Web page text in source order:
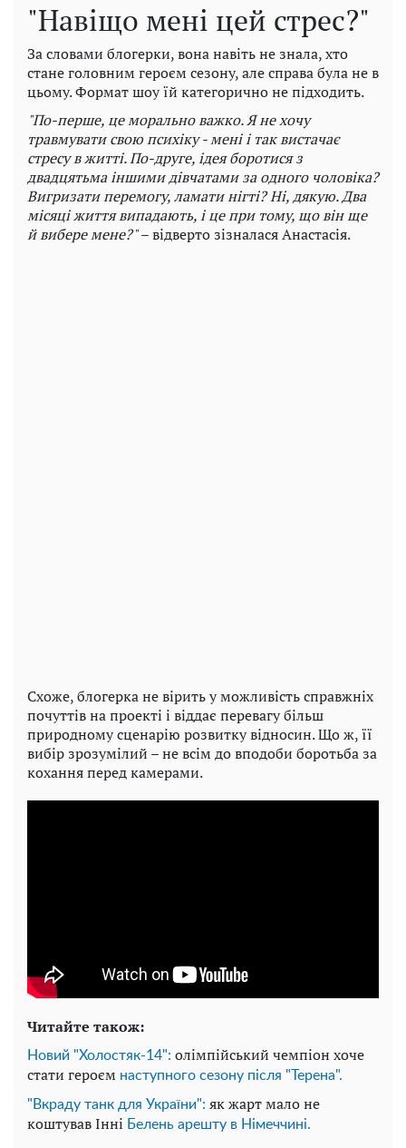
"Навіщо мені цей стрес?"
За словами блогерки, вона навіть не знала, хто
стане головним героєм сезону, але справа була не в
цьому. Формат шоу їй категорично не підходить.
"По-перше, це морально важко. Я не хочу
травмувати свою психіку - мені і так вистачає
стресу в житті. По-друге, ідея боротися з
двадцятьма іншими дівчатами за одного чоловіка?
Вигризати перемогу, ламати нігті? Ні, дякую. Два
місяці життя випадають, і це при тому, що він ще
й вибере мене?"– відверто зізналася Анастасія.
Схоже, блогерка не вірить у можливість справжніх
почуттів на проекті і віддає перевагу більш
природному сценарію розвитку відносин. Що ж, її
вибір зрозумілий – не всім до вподоби боротьба за
кохання перед камерами.
Читайте також:
Новий "Холостяк-14": олімпійський чемпіон хоче
стати героєм наступного сезону після "Терена".
"Вкраду танк для України": як жарт мало не
коштував Інні Белень арешту в Німеччині.